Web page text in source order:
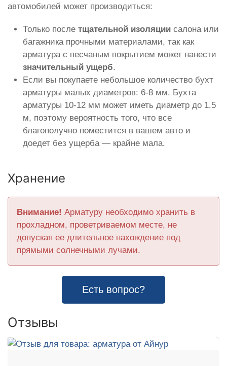
автомобилей может производиться:
Только после тщательной изоляции салона или
багажника прочными материалами, так как
арматура с песчаным покрытием может нанести
значительный ущерб.
Если вы покупаете небольшое количество бухт
арматуры малых диаметров: 6-8 мм. Бухта
арматуры 10-12 мм может иметь диаметр до 1.5
м, поэтому вероятность того, что все
благополучно поместится в вашем авто и
доедет без ущерба — крайне мала.
Хранение
Внимание! Арматуру необходимо хранить в
прохладном, проветриваемом месте, не
допуская ее длительное нахождение под
прямыми солнечными лучами.
Есть вопрос?
Отзывы